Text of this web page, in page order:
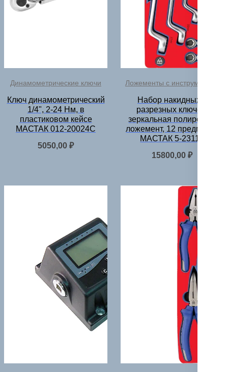
Динамометрические ключи
Ключ динамометрический
1/4", 2-24 Нм, в
пластиковом кейсе
МАСТАК 012-20024C
5050,00₽
Ложементы с инструментом
Набор накидных и
разрезных ключей,
зеркальная полировка,
ложемент, 12 предметов
МАСТАК 5-23112
15800,00₽